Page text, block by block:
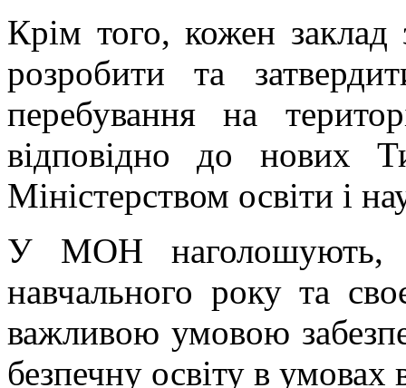
Крім того, кожен заклад
розробити та
перебування на
відповідно до нових
Міністерством освіти і
У МОН наголошують,
навчального року та
важливою умовою
безпечну освіту в умовах